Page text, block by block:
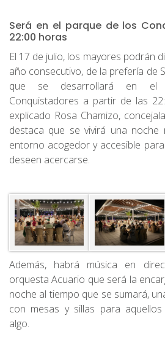
Será en el parque de los
22:00 horas
El 17 de julio, los mayores podrán
año consecutivo, de la prefería de
que se desarrollará en el
Conquistadores a partir de las
explicado Rosa Chamizo,
destaca que se vivirá una noche
entorno acogedor y accesible
deseen acercarse.
Además, habrá música en
orquesta Acuario que será la
noche al tiempo que se sumará,
con mesas y sillas para
algo.